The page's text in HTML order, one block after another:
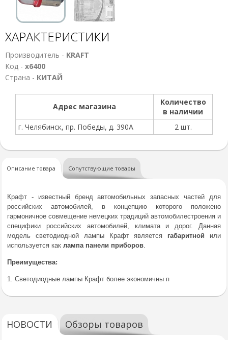
ХАРАКТЕРИСТИКИ
Производитель - KRAFT
Код - х6400
Страна - КИТАЙ
Адрес магазина
Количество
в наличии
г. Челябинск, пр. Победы, д. 390А
2 шт.
Описание товара Сопутствующие товары
Крафт - известный бренд автомобильных запасных частей для
российских автомобилей, в концепцию которого положено
гармоничное совмещение немецких традиций автомобилестроения и
специфики российских автомобилей, климата и дорог. Данная
модель светодиодной лампы Крафт является габаритной или
используется как лампа панели приборов.
Преимущества:
1. Светодиодные лампы Крафт более экономичны п
НОВОСТИ Обзоры товаров